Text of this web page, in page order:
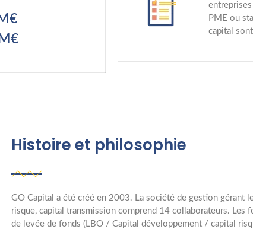
PME ou
capital
Histoire et philosophie
GO Capital a été créé en 2003. La société de gestion gérant
risque, capital transmission comprend 14 collaborateurs. Les
de levée de fonds (LBO / Capital développement / capital